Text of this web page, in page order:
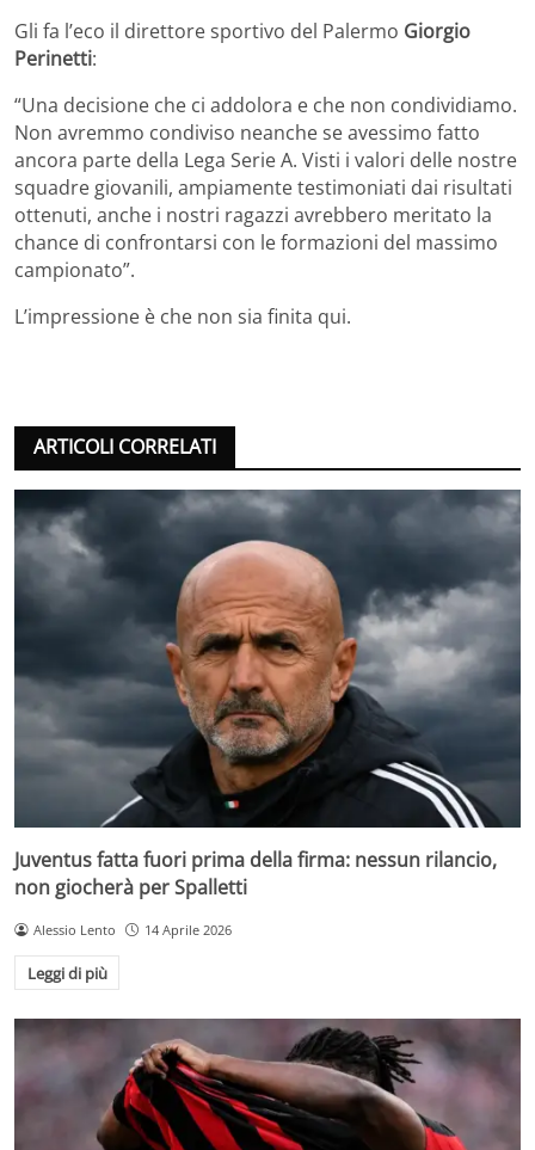
Gli fa l’eco il direttore sportivo del Palermo Giorgio
Perinetti:
“Una decisione che ci addolora e che non condividiamo.
Non avremmo condiviso neanche se avessimo fatto
ancora parte della Lega Serie A. Visti i valori delle nostre
squadre giovanili, ampiamente testimoniati dai risultati
ottenuti, anche i nostri ragazzi avrebbero meritato la
chance di confrontarsi con le formazioni del massimo
campionato”.
L’impressione è che non sia finita qui.
ARTICOLI CORRELATI
Juventus fatta fuori prima della firma: nessun rilancio,
non giocherà per Spalletti
Alessio Lento 14 Aprile 2026
Leggi di più